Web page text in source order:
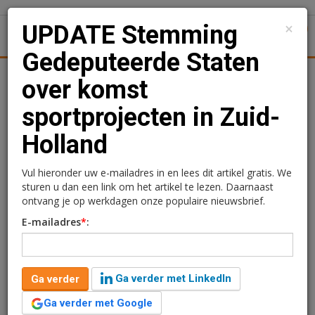
Uitgelicht
UPDATE Stemming
Gedeputeerde Staten over
komst sportprojecten in
Zuid-Holland
NaastDecathlonzijn nu ook organisaties uit Schiedam en Den
Haag opgestaan om hun mening kenbaar te maken tegenover
de Provinciale Staten over de twee nieuwe sportprojecten in de
steden. Ook deze organisaties zijn voor de komst van het
×
UPDATE Stemming
Gedeputeerde Staten
over komst
sportprojecten in Zuid-
Holland
Vul hieronder uw e-mailadres in en lees dit artikel gratis. We
sturen u dan een link om het artikel te lezen. Daarnaast
ontvang je op werkdagen onze populaire nieuwsbrief.
E-mailadres*:
Ga verder
Ga verder met LinkedIn
Ga verder met Google